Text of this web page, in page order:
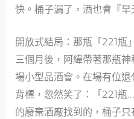
快。桶子漏了，酒也會『早
開放式結局：那瓶「221瓶
三個月後，阿緯帶著那瓶
場小型品酒會。在場有位
背標，忽然笑了：「221瓶
的廢棄酒廠找到的，桶子